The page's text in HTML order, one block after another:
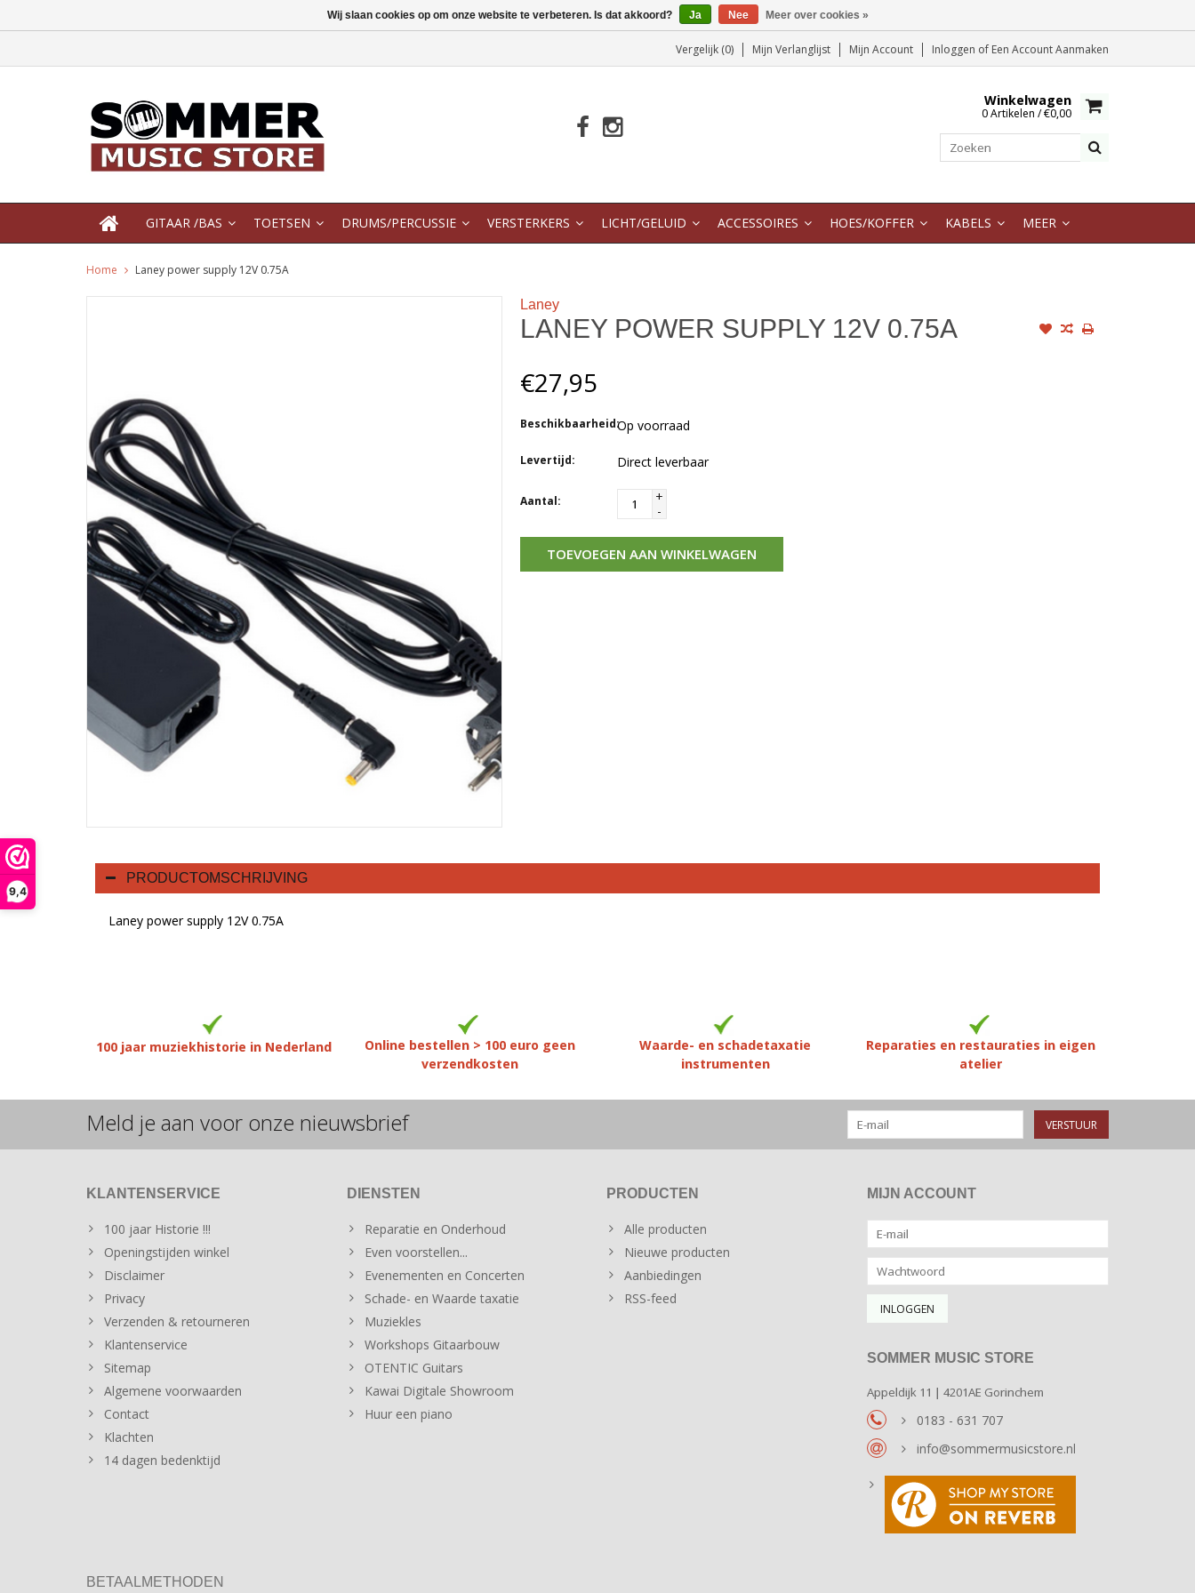
9,4
Vergelijk (0) Mijn Verlanglijst Mijn Account Inloggen of Een Account Aanmaken
Winkelwagen
0 Artikelen / €0,00
GITAAR /BAS TOETSEN DRUMS/PERCUSSIE VERSTERKERS LICHT/GELUID ACCESSOIRES HOES/KOFFER KABELS MEER
Home Laney power supply 12V 0.75A
Laney
LANEY POWER SUPPLY 12V 0.75A
€27,95
Beschikbaarheid:Op voorraad
Levertijd: Direct leverbaar
Aantal:
+
-
TOEVOEGEN AAN WINKELWAGEN
PRODUCTOMSCHRIJVING
Laney power supply 12V 0.75A
100 jaar muziekhistorie in Nederland
Online bestellen > 100 euro geen
verzendkosten
Waarde- en schadetaxatie
instrumenten
Reparaties en restauraties in eigen
atelier
Meld je aan voor onze nieuwsbrief VERSTUUR
KLANTENSERVICE
100 jaar Historie !!!
Openingstijden winkel
Disclaimer
Privacy
Verzenden & retourneren
Klantenservice
Sitemap
Algemene voorwaarden
Contact
Klachten
14 dagen bedenktijd
DIENSTEN
Reparatie en Onderhoud
Even voorstellen...
Evenementen en Concerten
Schade- en Waarde taxatie
Muziekles
Workshops Gitaarbouw
OTENTIC Guitars
Kawai Digitale Showroom
Huur een piano
PRODUCTEN
Alle producten
Nieuwe producten
Aanbiedingen
RSS-feed
MIJN ACCOUNT
SOMMER MUSIC STORE
Appeldijk 11 | 4201AE Gorinchem
0183 - 631 707
info@sommermusicstore.nl
BETAALMETHODEN
Wij slaan cookies op om onze website te verbeteren. Is dat akkoord? Ja Nee Meer over cookies »